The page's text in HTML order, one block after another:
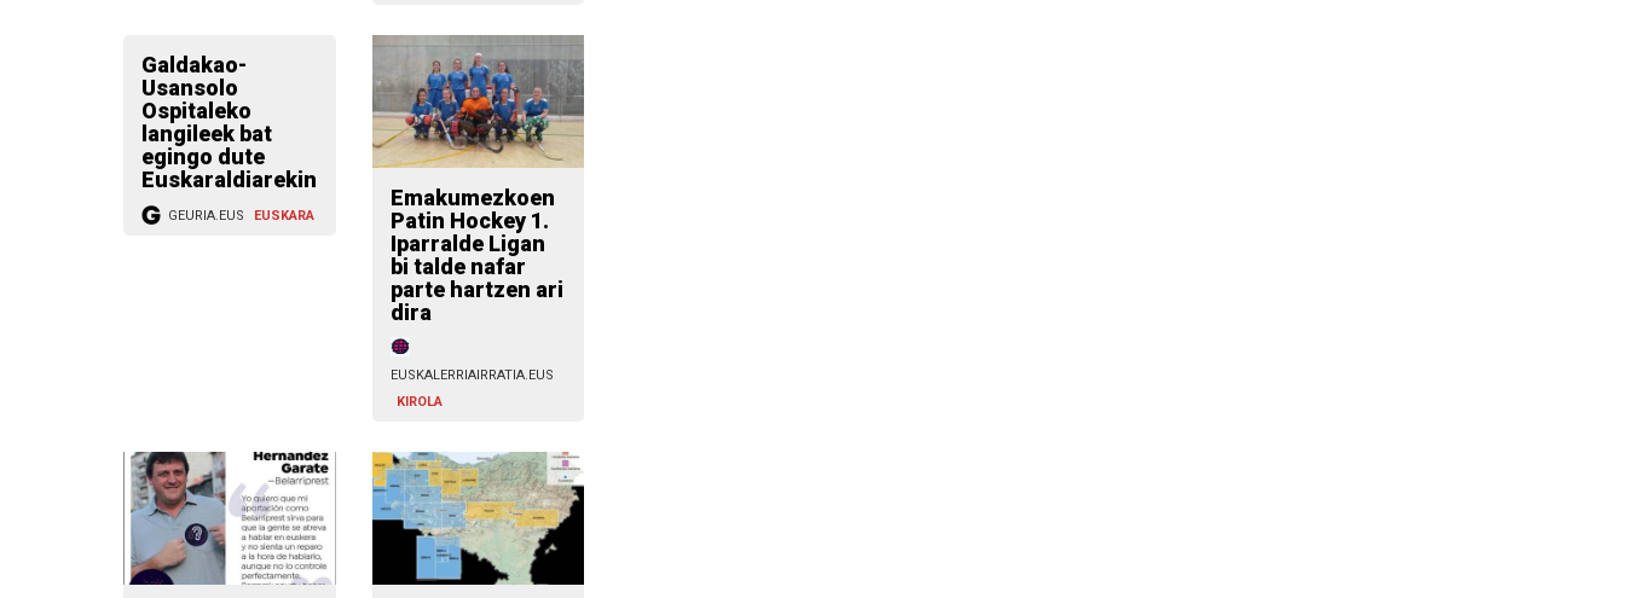
Galdakao-
Usansolo
Ospitaleko
langileek bat
egingo dute
Euskaraldiarekin
GEURIA.EUS EUSKARA
Emakumezkoen
Patin Hockey 1.
Iparralde Ligan
bi talde nafar
parte hartzen ari
dira
EUSKALERRIAIRRATIA.EUS
KIROLA